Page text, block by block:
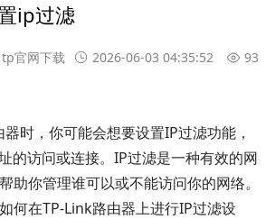
ip过滤
tp官网下载 2026-06-03 04:35:52
93
时，你可能会想要设置IP过滤功能，
的访问或连接。IP过滤是一种有效的网
助你管理谁可以或不能访问你的网络。
何在TP-Link路由器上进行IP过滤设